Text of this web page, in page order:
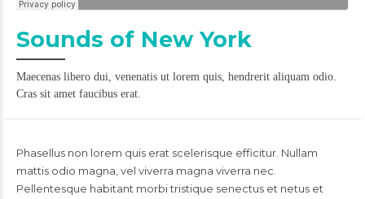
Sounds of New York
Maecenas libero dui, venenatis ut lorem quis, hendrerit aliquam odio.
Cras sit amet faucibus erat.
Phasellus non lorem quis erat scelerisque efficitur. Nullam
mattis odio magna, vel viverra magna viverra nec.
Pellentesque habitant morbi tristique senectus et netus et